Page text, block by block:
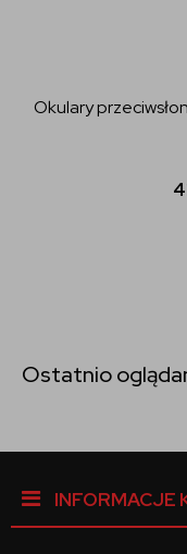
Okulary
Ostatnio
INFORMACJE